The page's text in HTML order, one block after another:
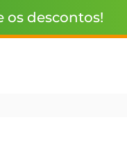
os descontos!